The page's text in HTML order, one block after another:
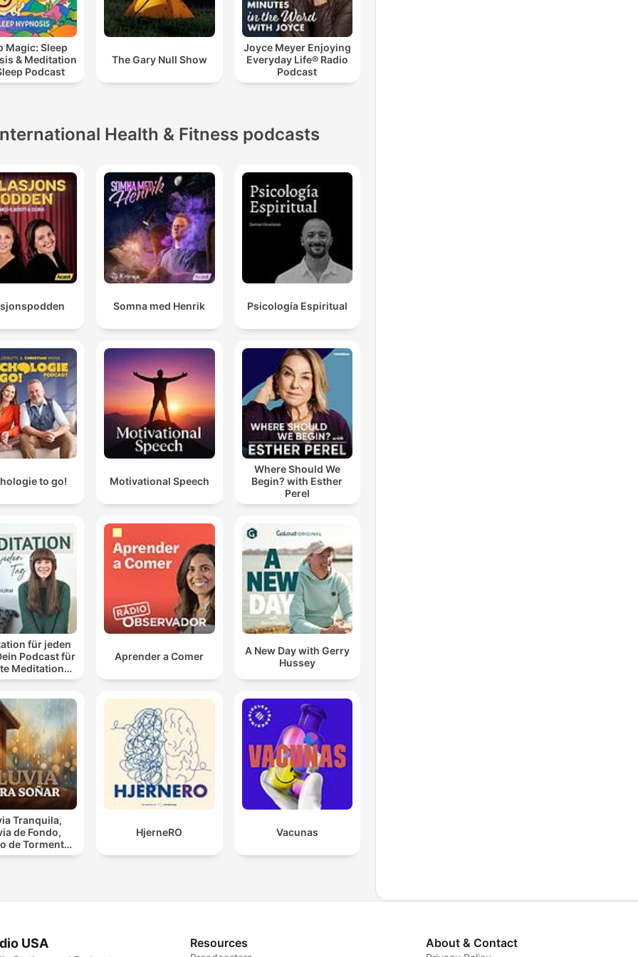
Magic: Sleep
& Meditation
Podcast
The Gary Null Show
Joyce Meyer Enjoying
Everyday Life® Radio
Podcast
Health & Fitness podcasts
Somna med Henrik Psicología Espiritual
to go! Motivational Speech
Where Should We
Begin? with Esther
Perel
für jeden
Podcast für
Meditationen
Aprender a Comer
A New Day with Gerry
Hussey
Tranquila,
de Fondo,
de Tormenta,
Lluvia
HjerneRO Vacunas
USA Resources About & Contact